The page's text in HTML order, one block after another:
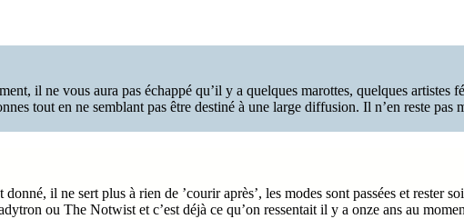
il ne vous aura pas échappé qu’il y a quelques marottes, quelques artistes
tout en ne semblant pas être destiné à une large diffusion. Il n’en reste pas
il ne sert plus à rien de ’courir après’, les modes sont passées et rester
ou The Notwist et c’est déjà ce qu’on ressentait il y a onze ans au